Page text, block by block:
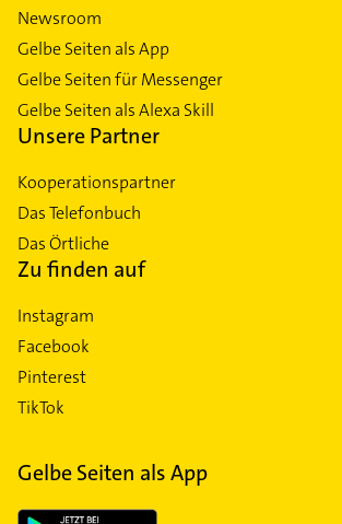
Newsroom
Gelbe Seiten als App
Gelbe Seiten für Messenger
Gelbe Seiten als Alexa Skill
Unsere Partner
Kooperationspartner
Das Telefonbuch
Das Örtliche
Zu finden auf
Instagram
Facebook
Pinterest
TikTok
Gelbe Seiten als App